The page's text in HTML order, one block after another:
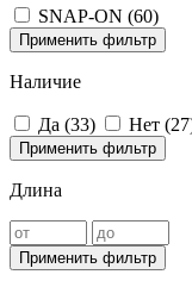
SNAP-ON (60)
Применить фильтр
Наличие
Да (33) Нет (27
Применить фильтр
Длина
Применить фильтр